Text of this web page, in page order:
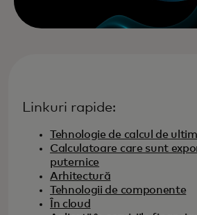
Linkuri rapide:
Tehnologie de calcul de
Calculatoare care sunt
puternice
Arhitectură
Tehnologii de componente
În cloud